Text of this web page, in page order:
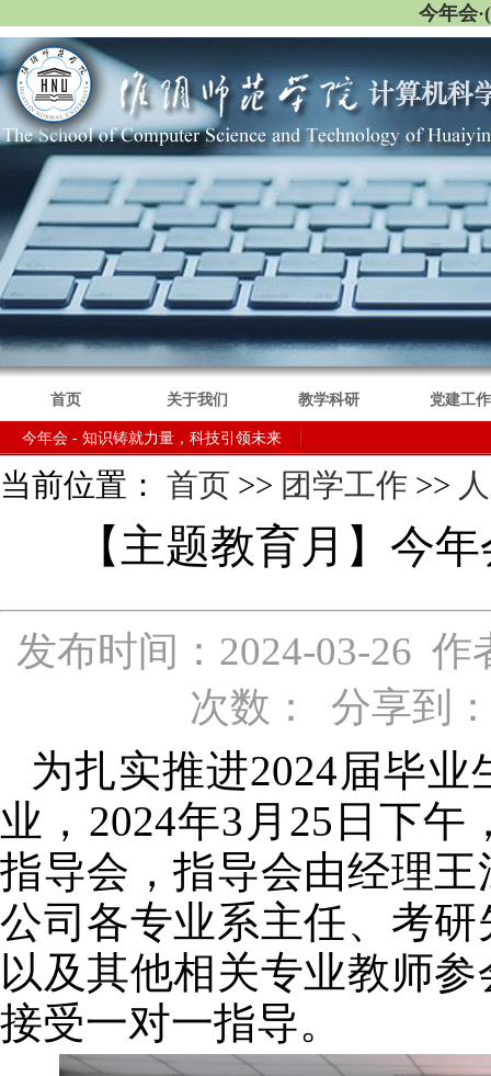
今年会
首页 关于我们 教学科研 党建工作
今年会 - 知识铸就力量，科技引领未来
当前位置： 首页 >> 团学工作 >>
【主题教育月】今
发布时间：2024-03-26
次数：
分享到
为扎实推进2024届毕
业，2024年3月25日下
指导会，指导会由经理
公司各专业系主任、考
以及其他相关专业教师
接受一对一指导。